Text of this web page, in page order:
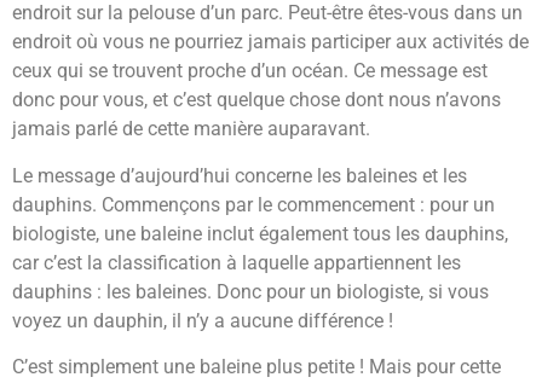
endroit sur la pelouse d’un parc. Peut-être êtes-vous dans un
endroit où vous ne pourriez jamais participer aux activités de
ceux qui se trouvent proche d’un océan. Ce message est
donc pour vous, et c’est quelque chose dont nous n’avons
jamais parlé de cette manière auparavant.
Le message d’aujourd’hui concerne les baleines et les
dauphins. Commençons par le commencement : pour un
biologiste, une baleine inclut également tous les dauphins,
car c’est la classification à laquelle appartiennent les
dauphins : les baleines. Donc pour un biologiste, si vous
voyez un dauphin, il n’y a aucune différence !
C’est simplement une baleine plus petite ! Mais pour cette